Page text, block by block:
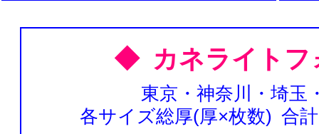
◆ カネライト
東京・神奈川・埼玉
各サイズ総厚(厚×枚数) 合